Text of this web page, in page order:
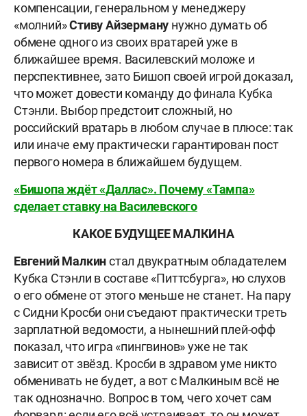
компенсации, генеральном у менеджеру
«молний»Стиву Айзерману нужно думать об
обмене одного из своих вратарей уже в
ближайшее время. Василевский моложе и
перспективнее, зато Бишоп своей игрой доказал,
что может довести команду до финала Кубка
Стэнли. Выбор предстоит сложный, но
российский вратарь в любом случае в плюсе: так
или иначе ему практически гарантирован пост
первого номера в ближайшем будущем.
«Бишопа ждёт «Даллас». Почему «Тампа»
сделает ставку на Василевского
КАКОЕ БУДУЩЕЕ МАЛКИНА
Евгений Малкинстал двукратным обладателем
Кубка Стэнли в составе «Питтсбурга», но слухов
о его обмене от этого меньше не станет. На пару
с Сидни Кросби они съедают практически треть
зарплатной ведомости, а нынешний плей-офф
показал, что игра «пингвинов» уже не так
зависит от звёзд. Кросби в здравом уме никто
обменивать не будет, а вот с Малкиным всё не
так однозначно. Вопрос в том, чего хочет сам